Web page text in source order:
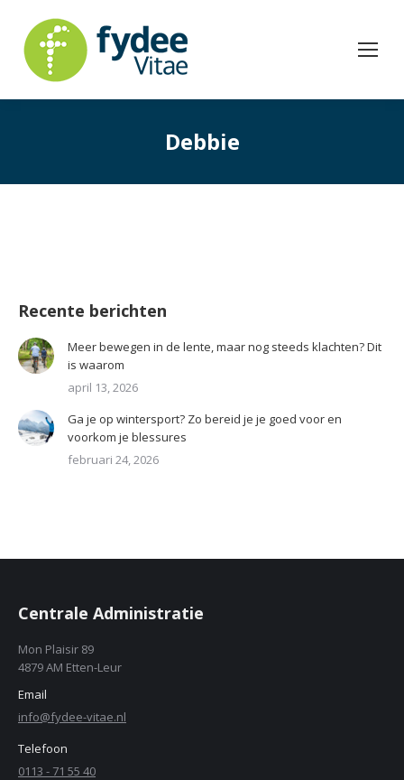
Debbie
Recente berichten
Meer bewegen in de lente, maar nog steeds klachten? Dit
is waarom
april 13, 2026
Ga je op wintersport? Zo bereid je je goed voor en
voorkom je blessures
februari 24, 2026
Centrale Administratie
Mon Plaisir 89
4879 AM Etten-Leur
Email
info@fydee-vitae.nl
Telefoon
0113 - 71 55 40